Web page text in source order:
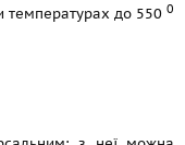
температурах до 550 0